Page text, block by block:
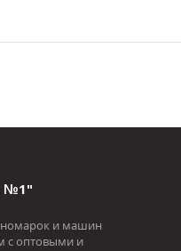
№1"
и машин
с оптовыми и